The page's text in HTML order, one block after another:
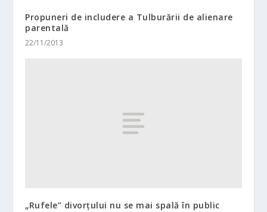
Propuneri de includere a Tulburării de alienare
parentală
22/11/2013
„Rufele” divorţului nu se mai spală în public